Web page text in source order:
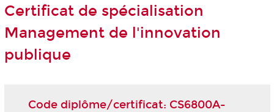
Certificat de spécialisation
Management de l'innovation
publique
Code diplôme/certificat: CS6800A-